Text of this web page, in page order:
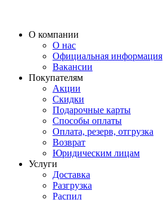
О компании
О нас
Официальная информация
Вакансии
Покупателям
Акции
Скидки
Подарочные карты
Способы оплаты
Оплата, резерв, отгрузка
Возврат
Юридическим лицам
Услуги
Доставка
Разгрузка
Распил